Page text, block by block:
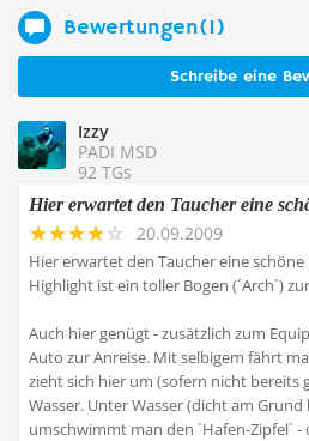
Bewertungen(1)
Schreibe eine
Izzy
PADI MSD
92 TGs
Hier erwartet den Taucher eine
20.09.2009
Hier erwartet den Taucher eine
Highlight ist ein toller Bogen (´Arch´)
Auch hier genügt - zusätzlich zum
Auto zur Anreise. Mit selbigem fährt
zieht sich hier um (sofern nicht bereits
Wasser. Unter Wasser (dicht am
umschwimmt man den ´Hafen-Zipfel´